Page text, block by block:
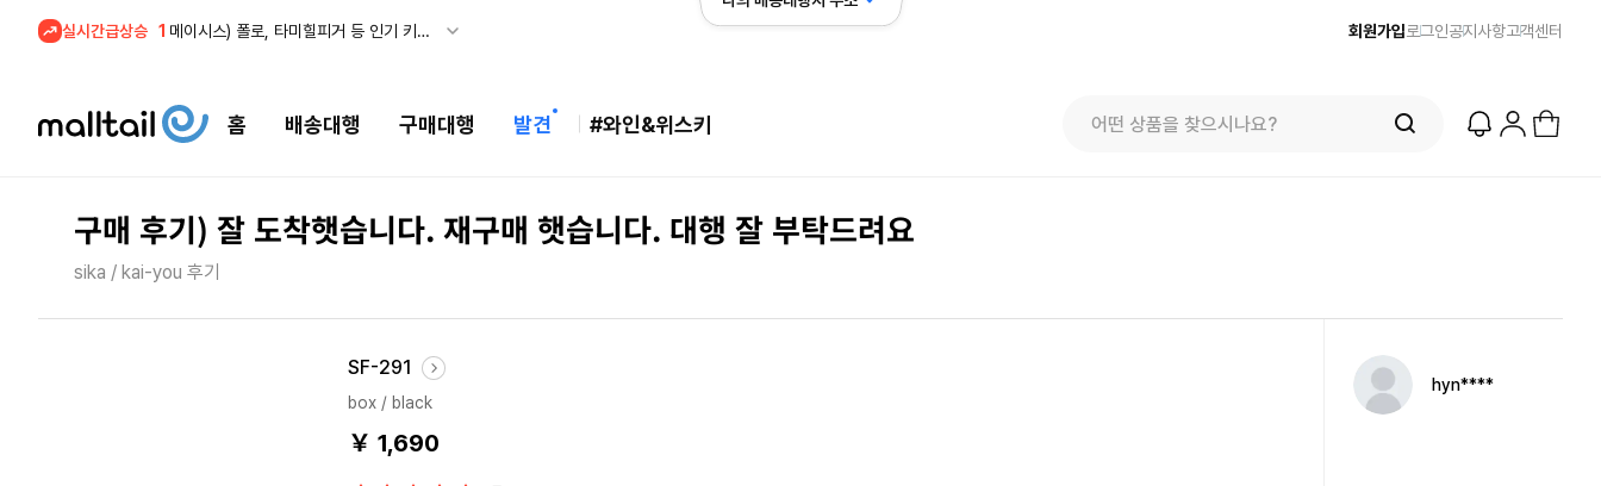
실시간급상승 1
메이시스) 폴로, 타미힐피거 등 인기 키즈 브랜드 최대 50% 할인! 회원가입로그인공지사항고객센터
홈 배송대행 구매대행 발견 #와인&위스키
구매 후기) 잘 도착햇습니다. 재구매 햇습니다. 대행 잘 부탁드려요
sika / kai-you 후기
SF-291
box / black
￥ 1,690
hyn****